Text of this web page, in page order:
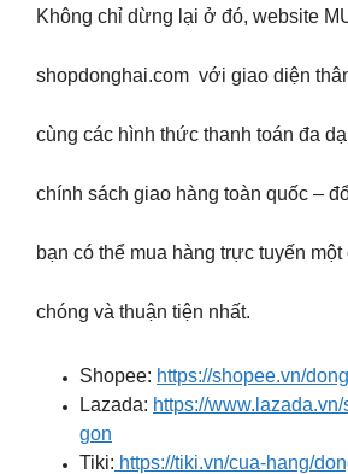
Không chỉ dừng lại ở đó, website
shopdonghai.com với giao diện
cùng các hình thức thanh toán đa
chính sách giao hàng toàn quốc –
bạn có thể mua hàng trực tuyến một
chóng và thuận tiện nhất.
Shopee: https://shopee.vn/
Lazada: https://
gon
Tiki: https://tiki.vn/cua-hang/